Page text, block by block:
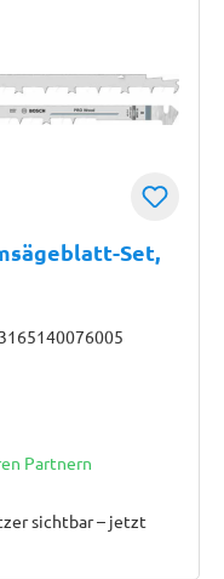
Set,
3165140076005
Partnern
sichtbar – jetzt